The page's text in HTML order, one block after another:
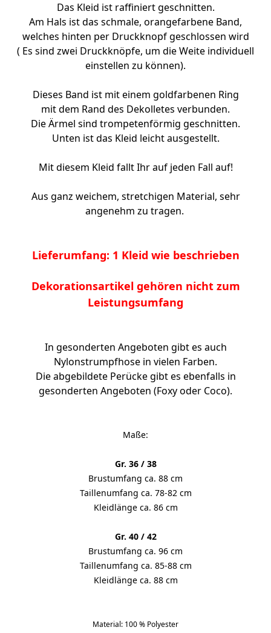
Das Kleid ist raffiniert geschnitten.
Am Hals ist das schmale, orangefarbene Band,
welches hinten per Druckknopf geschlossen wird
( Es sind zwei Druckknöpfe, um die Weite individuell
einstellen zu können).
Dieses Band ist mit einem goldfarbenen Ring
mit dem Rand des Dekolletes verbunden.
Die Ärmel sind trompetenförmig geschnitten.
Unten ist das Kleid leicht ausgestellt.
Mit diesem Kleid fallt Ihr auf jeden Fall auf!
Aus ganz weichem, stretchigen Material, sehr
angenehm zu tragen.
Lieferumfang: 1 Kleid wie beschrieben
Dekorationsartikel gehören nicht zum
Leistungsumfang
In gesonderten Angeboten gibt es auch
Nylonstrumpfhose in vielen Farben.
Die abgebildete Perücke gibt es ebenfalls in
gesonderten Angeboten (Foxy oder Coco).
Maße:
Gr. 36 / 38
Brustumfang ca. 88 cm
Taillenumfang ca. 78-82 cm
Kleidlänge ca. 86 cm
Gr. 40 / 42
Brustumfang ca. 96 cm
Taillenumfang ca. 85-88 cm
Kleidlänge ca. 88 cm
Material: 100 % Polyester